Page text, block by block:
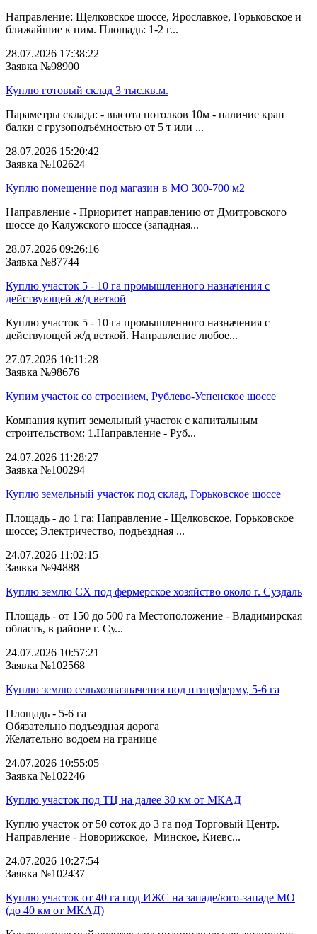
Направление: Щелковское шоссе, Ярославкое, Горьковское и
ближайшие к ним. Площадь: 1-2 г...
28.07.2026 17:38:22
Заявка №98900
Куплю готовый склад 3 тыс.кв.м.
Параметры склада: - высота потолков 10м - наличие кран
балки с грузоподъёмностью от 5 т или ...
28.07.2026 15:20:42
Заявка №102624
Куплю помещение под магазин в МО 300-700 м2
Направление - Приоритет направлению от Дмитровского
шоссе до Калужского шоссе (западная...
28.07.2026 09:26:16
Заявка №87744
Куплю участок 5 - 10 га промышленного назначения с
действующей ж/д веткой
Куплю участок 5 - 10 га промышленного назначения с
действующей ж/д веткой. Направление любое...
27.07.2026 10:11:28
Заявка №98676
Купим участок со строением, Рублево-Успенское шоссе
Компания купит земельный участок с капитальным
строительством: 1.Направление - Руб...
24.07.2026 11:28:27
Заявка №100294
Куплю земельный участок под склад, Горьковское шоссе
Площадь - до 1 га; Направление - Щелковское, Горьковское
шоссе; Электричество, подъездная ...
24.07.2026 11:02:15
Заявка №94888
Куплю землю СХ под фермерское хозяйство около г. Суздаль
Площадь - от 150 до 500 га Местоположение - Владимирская
область, в районе г. Су...
24.07.2026 10:57:21
Заявка №102568
Куплю землю сельхозназначения под птицеферму, 5-6 га
Площадь - 5-6 га
Обязательно подъездная дорога
Желательно водоем на границе
24.07.2026 10:55:05
Заявка №102246
Куплю участок под ТЦ на далее 30 км от МКАД
Куплю участок от 50 соток до 3 га под Торговый Центр.
Направление - Новорижское, Минское, Киевс...
24.07.2026 10:27:54
Заявка №102437
Куплю участок от 40 га под ИЖС на западе/юго‑западе МО
(до 40 км от МКАД)